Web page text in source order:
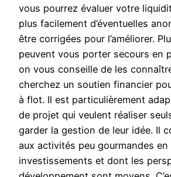
vous pourrez évaluer votre
plus facilement d’éventuelles
être corrigées pour l’améliorer.
peuvent vous porter secours en
on vous conseille de les
cherchez un soutien financier
à flot. Il est particulièrement
de projet qui veulent réaliser
garder la gestion de leur idée. Il
aux activités peu gourmandes en
investissements et dont les